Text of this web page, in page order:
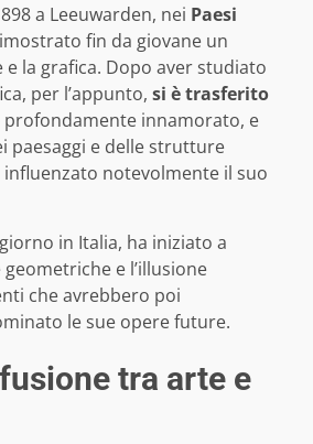
a Leeuwarden, nei Paesi
fin da giovane un
e la grafica. Dopo aver studiato
per l’appunto, si è trasferito
profondamente innamorato, e
paesaggi e delle strutture
notevolmente il suo
in Italia, ha iniziato a
e l’illusione
che avrebbero poi
le sue opere future.
tra arte e